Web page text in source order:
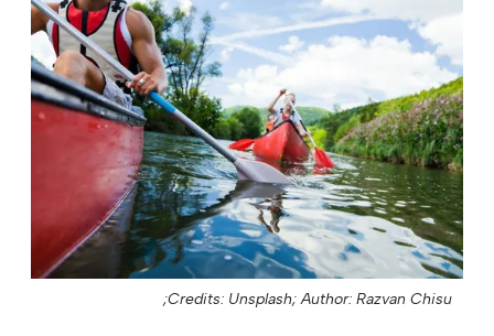
Credits: Unsplash; Author: Razvan Chisu;